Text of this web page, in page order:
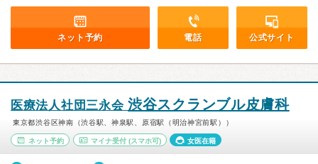
ネット予約 電話 公式サイト
医療法人社団三永会 渋谷スクランブル皮膚科
東京都渋谷区神南（渋谷駅、神泉駅、原宿駅（明治神宮前駅））
ネット予約 マイナ受付(スマホ可) 女医在籍